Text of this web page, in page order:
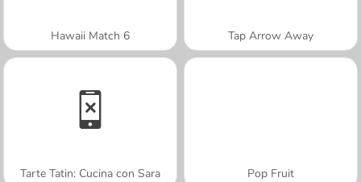
Hawaii Match 6 Tap Arrow Away
Tarte Tatin: Cucina con Sara Pop Fruit